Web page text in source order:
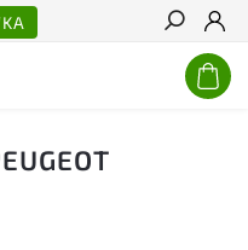
Hledat